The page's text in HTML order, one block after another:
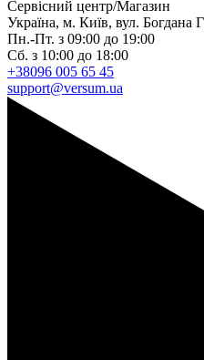
Сервісний центр/Магазин
Україна, м. Київ, вул. Богдана
Пн.-Пт. з 09:00 до 19:00
Сб. з 10:00 до 18:00
+38096 005 65 45
support@versum.ua